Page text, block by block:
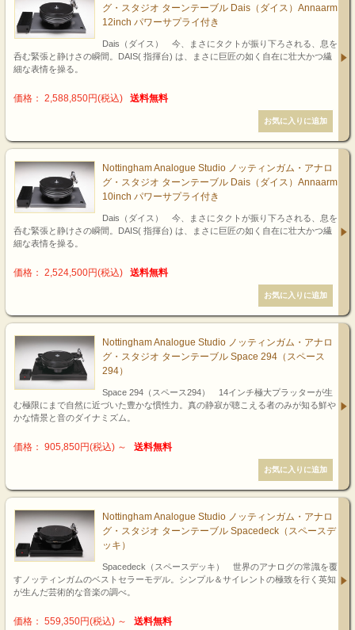
グ・スタジオ ターンテーブル Dais（ダイス）Annaarm
12inch パワーサプライ付き
Dais（ダイス） 今、まさにタクトが振り下ろされる、息を
呑む緊張と静けさの瞬間。DAIS( 指揮台) は、まさに巨匠の如く自在に壮大かつ繊
細な表情を操る。
価格： 2,588,850円(税込) 送料無料
Nottingham Analogue Studio ノッティンガム・アナロ
グ・スタジオ ターンテーブル Dais（ダイス）Annaarm
10inch パワーサプライ付き
Dais（ダイス） 今、まさにタクトが振り下ろされる、息を
呑む緊張と静けさの瞬間。DAIS( 指揮台) は、まさに巨匠の如く自在に壮大かつ繊
細な表情を操る。
価格： 2,524,500円(税込) 送料無料
Nottingham Analogue Studio ノッティンガム・アナロ
グ・スタジオ ターンテーブル Space 294（スペース
294）
Space 294（スペース294） 14インチ極大プラッターが生
む極限にまで自然に近づいた豊かな慣性力。真の静寂が聴こえる者のみが知る鮮や
かな情景と音のダイナミズム。
価格： 905,850円(税込) ～ 送料無料
Nottingham Analogue Studio ノッティンガム・アナロ
グ・スタジオ ターンテーブル Spacedeck（スペースデ
ッキ）
Spacedeck（スペースデッキ） 世界のアナログの常識を覆
すノッティンガムのベストセラーモデル。シンプル＆サイレントの極致を行く英知
が生んだ芸術的な音楽の調べ。
価格： 559,350円(税込) ～ 送料無料